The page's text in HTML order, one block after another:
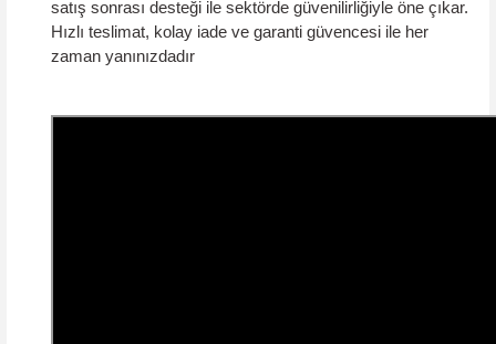
satış sonrası desteği ile sektörde güvenilirliğiyle öne çıkar.
Hızlı teslimat, kolay iade ve garanti güvencesi ile her
zaman yanınızdadır